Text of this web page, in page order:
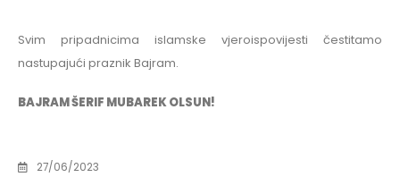
Svim pripadnicima islamske vjeroispovijesti čestitamo
nastupajući praznik Bajram.
BAJRAM ŠERIF MUBAREK OLSUN!
27/06/2023